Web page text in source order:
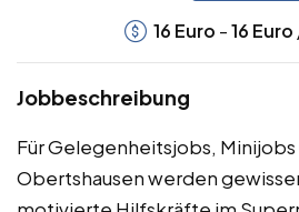
16 Euro -16 Euro
Jobbeschreibung
Für Gelegenheitsjobs,
Obertshausen werden